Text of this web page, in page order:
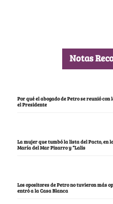
Notas
Por qué el abogado de Petro se reunió
el Presidente
La mujer que tumbó la lista del Pacto, en
María del Mar Pizarro y “Lalis
Los opositores de Petro no tuvieron más
entró a la Casa Blanca